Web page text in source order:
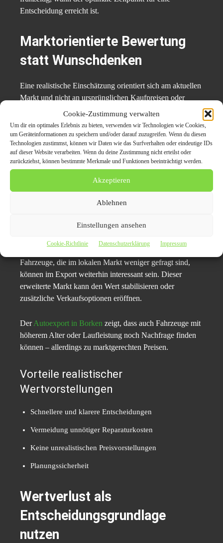
Cookie-Zustimmung verwalten
Um dir ein optimales Erlebnis zu bieten, verwenden wir Technologien wie Cookies,
um Geräteinformationen zu speichern und/oder darauf zuzugreifen. Wenn du diesen
Technologien zustimmst, können wir Daten wie das Surfverhalten oder eindeutige IDs
auf dieser Website verarbeiten. Wenn du deine Zustimmung nicht erteilst oder
zurückziehst, können bestimmte Merkmale und Funktionen beeinträchtigt werden.
Akzeptieren
Ablehnen
Einstellungen ansehen
Cookie-Richtlinie Datenschutzerklärung Impressum
Entscheidung erreicht ist.
Marktorientierte Bewertung
statt Wunschdenken
Eine realistische Einschätzung orientiert sich am aktuellen
Markt und nicht an ursprünglichen Kaufpreisen oder
persönlichen Erwartungen. Vergleichbare Fahrzeuge,
Nachfrage und Verwertungsmöglichkeiten liefern ein
objektives Bild.
DerAutoankauf in Borkenverdeutlicht, dass der
Fahrzeugwert im Kontext des Marktes betrachtet wird.
Entscheidend ist nicht, was ein Fahrzeug einmal gekostet
hat, sondern welchen Nutzen es heute bietet.
Der Export als Einflussfaktor
Fahrzeuge, die im lokalen Markt weniger gefragt sind,
können im Export weiterhin interessant sein. Dieser
erweiterte Markt kann den Wert stabilisieren oder
zusätzliche Verkaufsoptionen eröffnen.
DerAutoexport in Borken zeigt, dass auch Fahrzeuge mit
höherem Alter oder Laufleistung noch Nachfrage finden
können – allerdings zu marktgerechten Preisen.
Vorteile realistischer
Wertvorstellungen
Schnellere und klarere Entscheidungen
Vermeidung unnötiger Reparaturkosten
Keine unrealistischen Preisvorstellungen
Planungssicherheit
Wertverlust als
Entscheidungsgrundlage
nutzen